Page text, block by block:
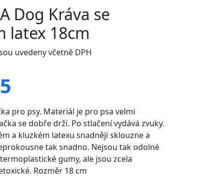
Dog Kráva se
latex 18cm
uvedeny včetně DPH
pro psy. Materiál je pro psa velmi
se dobře drží. Po stlačení vydává zvuky.
a kluzkém latexu snadněji sklouzne a
tak snadno. Nejsou tak odolné
gumy, ale jsou zcela
Rozměr 18 cm